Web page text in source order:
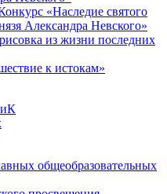
«Наследие святого
Александра Невского»
из жизни последних
к истокам»
общеобразовательных